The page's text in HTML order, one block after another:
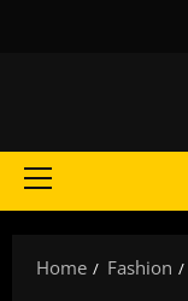
Primary
Home Fashion